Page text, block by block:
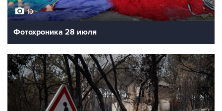
10
Фотохроника 28 июля